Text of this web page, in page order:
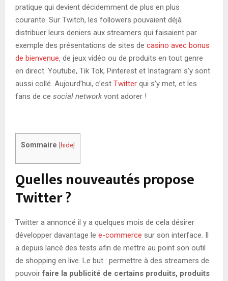
pratique qui devient décidemment de plus en plus
courante. Sur Twitch, les followers pouvaient déjà
distribuer leurs deniers aux streamers qui faisaient par
exemple des présentations de sites de casino avec bonus
de bienvenue, de jeux vidéo ou de produits en tout genre
en direct. Youtube, Tik Tok, Pinterest et Instagram s’y sont
aussi collé. Aujourd’hui, c’est Twitter qui s’y met, et les
fans de ce social networkvont adorer !
Sommaire hide
Quelles nouveautés propose
Twitter ?
Twitter a annoncé il y a quelques mois de cela désirer
développer davantage le e-commerce sur son interface. Il
a depuis lancé des tests afin de mettre au point son outil
de shopping en live. Le but : permettre à des streamers de
pouvoirfaire la publicité de certains produits, produits